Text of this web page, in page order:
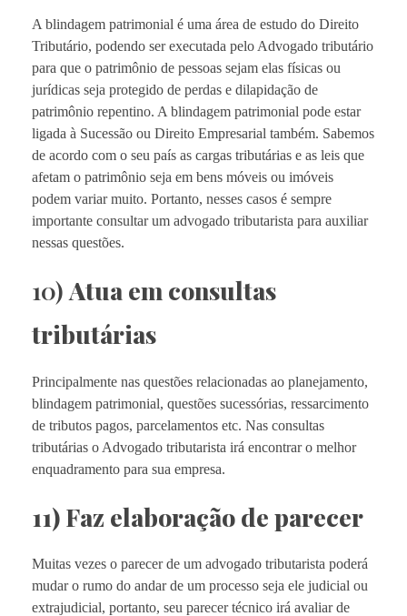
A blindagem patrimonial é uma área de estudo do Direito
Tributário, podendo ser executada pelo Advogado tributário
para que o patrimônio de pessoas sejam elas físicas ou
jurídicas seja protegido de perdas e dilapidação de
patrimônio repentino. A blindagem patrimonial pode estar
ligada à Sucessão ou Direito Empresarial também. Sabemos
de acordo com o seu país as cargas tributárias e as leis que
afetam o patrimônio seja em bens móveis ou imóveis
podem variar muito. Portanto, nesses casos é sempre
importante consultar um advogado tributarista para auxiliar
nessas questões.
10)Atua em consultas
tributárias
Principalmente nas questões relacionadas ao planejamento,
blindagem patrimonial, questões sucessórias, ressarcimento
de tributos pagos, parcelamentos etc. Nas consultas
tributárias o Advogado tributarista irá encontrar o melhor
enquadramento para sua empresa.
11) Faz elaboração de parecer
Muitas vezes o parecer de um advogado tributarista poderá
mudar o rumo do andar de um processo seja ele judicial ou
extrajudicial, portanto, seu parecer técnico irá avaliar de